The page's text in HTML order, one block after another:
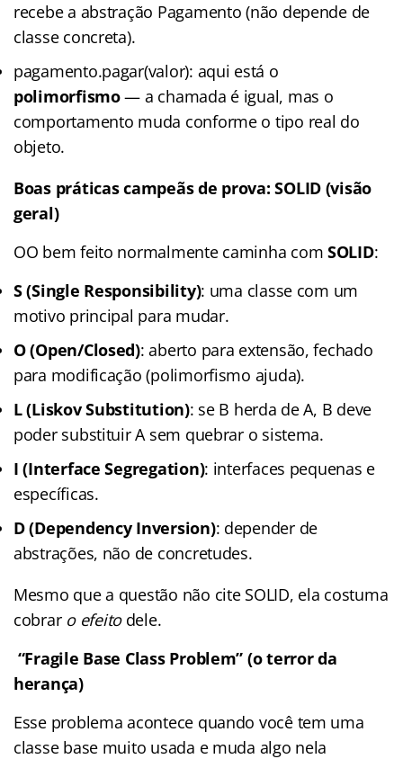
recebe a abstração Pagamento (não depende de
classe concreta).
pagamento.pagar(valor): aqui está o
polimorfismo— a chamada é igual, mas o
comportamento muda conforme o tipo real do
objeto.
Boas práticas campeãs de prova: SOLID (visão
geral)
OO bem feito normalmente caminha comSOLID:
S (Single Responsibility): uma classe com um
motivo principal para mudar.
O (Open/Closed): aberto para extensão, fechado
para modificação (polimorfismo ajuda).
L (Liskov Substitution): se B herda de A, B deve
poder substituir A sem quebrar o sistema.
I (Interface Segregation): interfaces pequenas e
específicas.
D (Dependency Inversion): depender de
abstrações, não de concretudes.
Mesmo que a questão não cite SOLID, ela costuma
cobrar o efeitodele.
“Fragile Base Class Problem” (o terror da
herança)
Esse problema acontece quando você tem uma
classe base muito usada e muda algo nela